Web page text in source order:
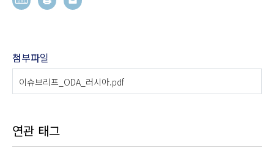
첨부파일
이슈브리프_ODA_러시아.pdf
연관 태그